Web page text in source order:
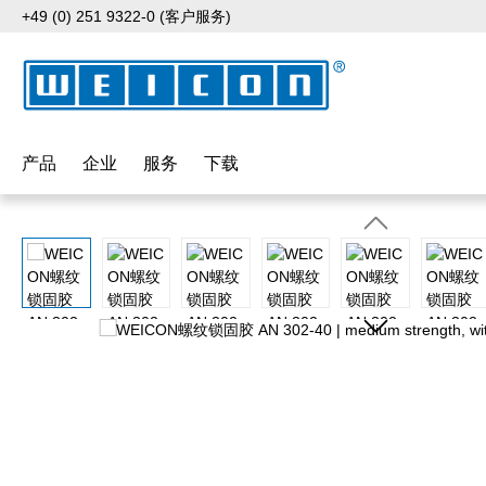
to main content
Skip to search
Skip to main navigation
+49 (0) 251 9322-0 (客户服务)
产品 企业 服务 下载
Skip image gallery